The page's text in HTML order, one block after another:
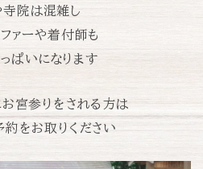
院は混雑し
ファーや着付師も
ぱいになります
宮参りをされる方は
をお取りください